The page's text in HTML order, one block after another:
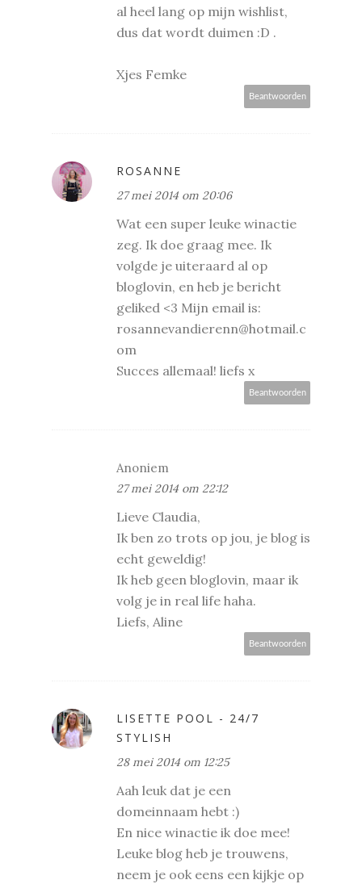
al heel lang op mijn wishlist,
dus dat wordt duimen :D .
Xjes Femke
Beantwoorden
ROSANNE
27 mei 2014 om 20:06
Wat een super leuke winactie
zeg. Ik doe graag mee. Ik
volgde je uiteraard al op
bloglovin, en heb je bericht
geliked <3 Mijn email is:
rosannevandierenn@hotmail.c
om
Succes allemaal! liefs x
Beantwoorden
Anoniem
27 mei 2014 om 22:12
Lieve Claudia,
Ik ben zo trots op jou, je blog is
echt geweldig!
Ik heb geen bloglovin, maar ik
volg je in real life haha.
Liefs, Aline
Beantwoorden
LISETTE POOL - 24/7
STYLISH
28 mei 2014 om 12:25
Aah leuk dat je een
domeinnaam hebt :)
En nice winactie ik doe mee!
Leuke blog heb je trouwens,
neem je ook eens een kijkje op